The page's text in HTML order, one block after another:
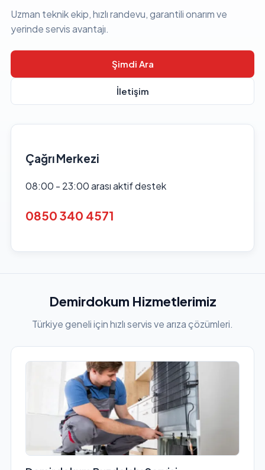
Uzman teknik ekip, hızlı randevu, garantili onarım ve
yerinde servis avantajı.
Şimdi Ara
İletişim
Çağrı Merkezi
08:00 - 23:00 arası aktif destek
0850 340 4571
Demirdokum Hizmetlerimiz
Türkiye geneli için hızlı servis ve arıza çözümleri.